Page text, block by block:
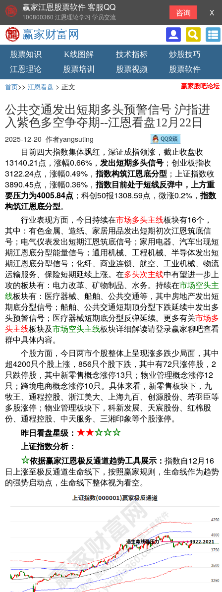
赢家江恩股票软件 客服QQ
100800360 江恩理论学习 学员交流 咨询 X
赢家财富网
股票知识 K线图解 技术指标
炒股技巧
江恩理论
股票培训 股票视频 股票软件
首页>> 江恩看盘 > 正文 赢家股吧论坛
公共交通发出短期多头预警信号 沪指进
入紫色多空争夺期--江恩看盘12月22日
2025-12-20 作者yangsuting
目前四大指数集体飘红，深证成指领涨，截止收盘收
13140.21点，涨幅0.66%， 发出短期多头信号 ；创业板指收
3122.24点，涨幅0.49%，指数构筑江恩底分型 ；上证指数收
3890.45点，涨幅0.36%，指数目前处于短线反弹中，上方重
要压力为4005.84点 ；科创50报1308.59点，微涨0.2%，指数
构筑江恩底分型。
行业表现方面，今日持续在市场多头主线板块有16个，
其中：有色金属、造纸、家居用品发出短期初次江恩筑底信
号；电气仪表发出短期江恩筑底信号；家用电器、汽车出现短
期江恩底分型能量信号；通用机械、工程机械、半导体发出短
期江恩底分型信号；化纤、商业连锁、航空、工业机械、物流
运输服务、保险短期延续上涨。在多头次主线中有望进一步上
攻的板块有：电力改革、矿物制品、水务。持续在市场空头主
线板块有：医疗器械、船舶、公共交通等，其中房地产发出短
期底分型信号；船舶、公共交通短期顶分型下跌延续中发出多
头预警信号；医疗器械短期底分型反弹延续。更多有关市场多
头主线板块及市场空头主线板块详细解读请登录赢家聊吧查看
群中具体内容。
个股方面，今日两市个股整体上呈现涨多跌少局面，其中
超4200只个股上涨，856只个股下跌，其中有72只涨停股，2
只跌停股，其中新零售概念涨停13只；物业管理概念涨停12
只；跨境电商概念涨停10只。具体来看，新零售板块下，九
牧王、通程控股、浙江美大、上海九百、创源股份、若羽臣等
多股涨停；物业管理板块下，科新发展、天宸股份、红棉股
份、通程控股、中天服务、三湘印象等个股涨停。
昨日看盘星级： ★★☆☆☆
上证指数分析：
☆依据赢家江恩极反通道趋势工具展示： 指数自12月16
日上涨至极反通道生命线下，按照赢家规则，生命线作为趋势
的强势启动点，生命线下整体视为看空。